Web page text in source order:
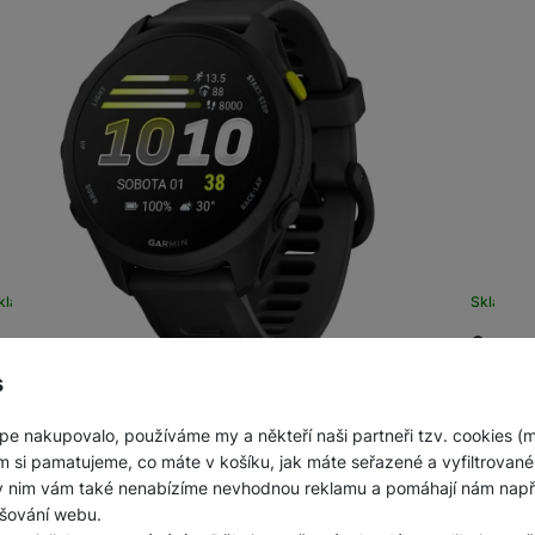
nakupovalo, používáme my a někteří naši partneři tzv. cookies
si pamatujeme, co máte v košíku, jak máte seřazené a
nim vám také nenabízíme nevhodnou reklamu a pomáhají nám
webu.
Forerunner 70 Black
chytré hodinky • velikost displeje 1,2" (390 ×
tvrzené sklo • 80+ sportovních…
290Kč
Na splátky
od 162 Kč
Do košíku
Skladem
390
7